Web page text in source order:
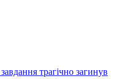
трагічно загинув